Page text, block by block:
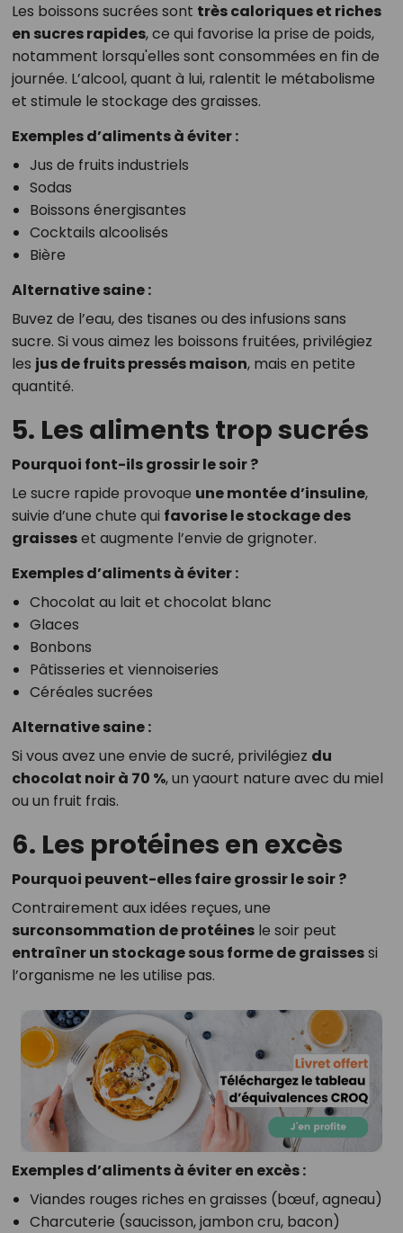
Les boissons sucrées sont très caloriques et riches
en sucres rapides, ce qui favorise la prise de poids,
notamment lorsqu'elles sont consommées en fin de
journée. L’alcool, quant à lui, ralentit le métabolisme
et stimule le stockage des graisses.
Exemples d’aliments à éviter :
Jus de fruits industriels
Sodas
Boissons énergisantes
Cocktails alcoolisés
Bière
Alternative saine :
Buvez de l’eau, des tisanes ou des infusions sans
sucre. Si vous aimez les boissons fruitées, privilégiez
les jus de fruits pressés maison, mais en petite
quantité.
5. Les aliments trop sucrés
Pourquoi font-ils grossir le soir ?
Le sucre rapide provoque une montée d’insuline,
suivie d’une chute qui favorise le stockage des
graisseset augmente l’envie de grignoter.
Exemples d’aliments à éviter :
Chocolat au lait et chocolat blanc
Glaces
Bonbons
Pâtisseries et viennoiseries
Céréales sucrées
Alternative saine :
Si vous avez une envie de sucré, privilégiez du
chocolat noir à 70 %, un yaourt nature avec du miel
ou un fruit frais.
6. Les protéines en excès
Pourquoi peuvent-elles faire grossir le soir ?
Contrairement aux idées reçues, une
surconsommation de protéinesle soir peut
entraîner un stockage sous forme de graissessi
l’organisme ne les utilise pas.
Exemples d’aliments à éviter en excès :
Viandes rouges riches en graisses (bœuf, agneau)
Charcuterie (saucisson, jambon cru, bacon)